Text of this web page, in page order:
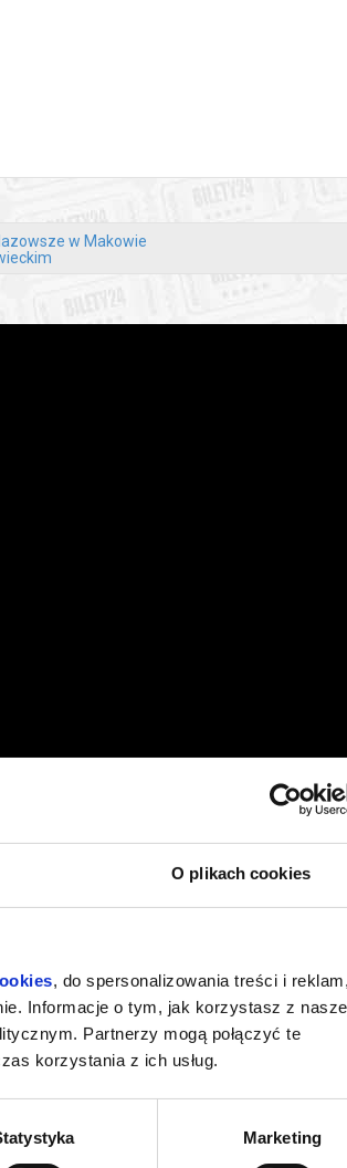
O plikach cookies
, do spersonalizowania treści i reklam,
Informacje o tym, jak korzystasz z
Partnerzy mogą połączyć te
korzystania z ich usług.
Marketing
w Makowie